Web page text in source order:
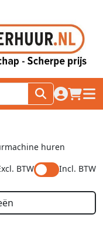
naar
huren
BTW
Incl. BTW